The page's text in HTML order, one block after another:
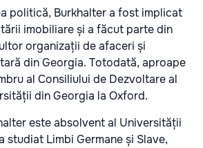
politică, Burkhalter a fost implicat
imobiliare și a făcut parte din
organizații de afaceri și
din Georgia. Totodată, aproape
al Consiliului de Dezvoltare al
din Georgia la Oxford.
este absolvent al Universității
studiat Limbi Germane și Slave,